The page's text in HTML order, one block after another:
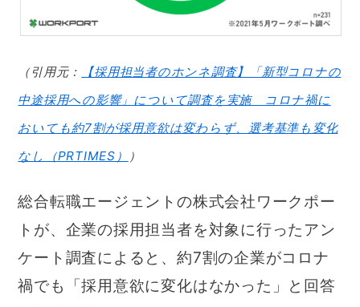
（引用元：
【採用担当者のホンネ調査】「新型コロナの
中途採用への影響」について調査を実施 コロナ禍に
おいても約7割が採用意欲は変わらず、選考基準も変化
なし（PRTIMES）
）
総合転職エージェントの株式会社ワークポー
トが、企業の採用担当者を対象に行ったアン
ケート調査によると、約7割の企業がコロナ
禍でも「採用意欲に変化はなかった」と回答